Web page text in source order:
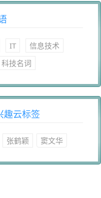
IT
信息技术
科技名词
趣云标签
张鹤颖 窦文华